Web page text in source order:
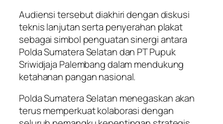
Audiensi tersebut diakhiri dengan diskusi
teknis lanjutan serta penyerahan plakat
sebagai simbol penguatan sinergi antara
Polda Sumatera Selatan dan PT Pupuk
Sriwidjaja Palembang dalam mendukung
ketahanan pangan nasional.
Polda Sumatera Selatan menegaskan akan
terus memperkuat kolaborasi dengan